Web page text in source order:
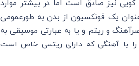
نیز صادق است اما در بیشتر موارد‌
یک فونکسیون از بدن به طورعمومی
و ریتم و یا به عبارتی موسیقی به
با آهنگی که دارای ریتمی خاص است